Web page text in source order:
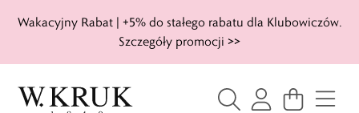
Wakacyjny Rabat | +5% do stałego rabatu dla Klubowiczów.
Szczegóły promocji >>